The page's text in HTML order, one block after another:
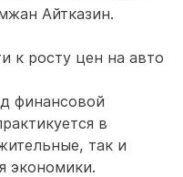
Айтказин.
к росту цен на авто
финансовой
в
так и
экономики.